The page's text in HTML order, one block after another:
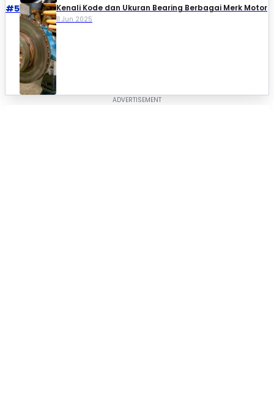
#5 Kenali Kode dan Ukuran Bearing Berbagai Merk Motor
11 Jun 2025